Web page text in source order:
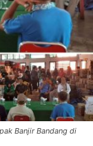
Banjir Bandang di